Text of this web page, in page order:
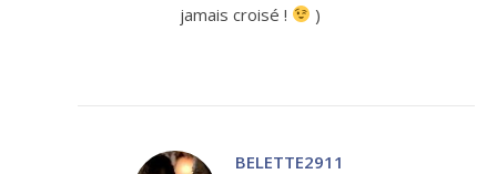
jamais croisé !
)
BELETTE2911